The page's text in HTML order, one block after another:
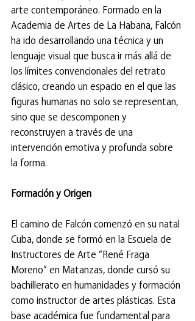
arte contemporáneo. Formado en la
Academia de Artes de La Habana, Falcón
ha ido desarrollando una técnica y un
lenguaje visual que busca ir más allá de
los límites convencionales del retrato
clásico, creando un espacio en el que las
figuras humanas no solo se representan,
sino que se descomponen y
reconstruyen a través de una
intervención emotiva y profunda sobre
la forma.
Formación y Origen
El camino de Falcón comenzó en su natal
Cuba, donde se formó en la Escuela de
Instructores de Arte “René Fraga
Moreno” en Matanzas, donde cursó su
bachillerato en humanidades y formación
como instructor de artes plásticas. Esta
base académica fue fundamental para